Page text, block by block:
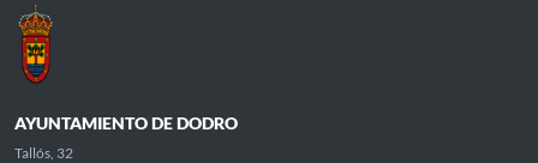
AYUNTAMIENTO DE DODRO
Tallós, 32